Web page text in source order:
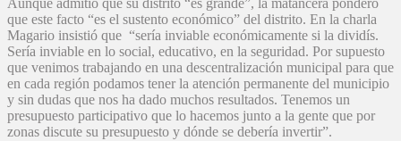
Aunque admitió que su distrito “es grande”, la matancera ponderó
que este facto “es el sustento económico” del distrito. En la charla
Magario insistió que “sería inviable económicamente si la dividís.
Sería inviable en lo social, educativo, en la seguridad. Por supuesto
que venimos trabajando en una descentralización municipal para que
en cada región podamos tener la atención permanente del municipio
y sin dudas que nos ha dado muchos resultados. Tenemos un
presupuesto participativo que lo hacemos junto a la gente que por
zonas discute su presupuesto y dónde se debería invertir”.